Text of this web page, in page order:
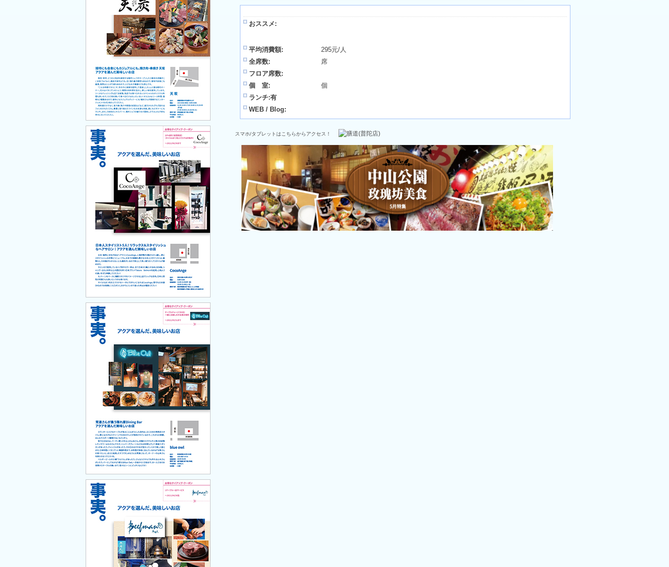
おススメ:
平均消費額:
295元/人
全席数:
席
フロア席数:
個 室:
個
ランチ:有
WEB / Blog:
スマホ/タブレットはこちらからアクセス！